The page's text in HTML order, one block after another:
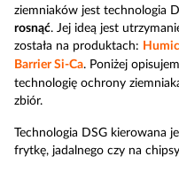
ziemniaków jest technologia
rosnąć. Jej ideą jest
została na produktach:
Barrier Si-Ca. Poniżej
technologię ochrony
zbiór.
Technologia DSG kierowana
frytkę, jadalnego czy na